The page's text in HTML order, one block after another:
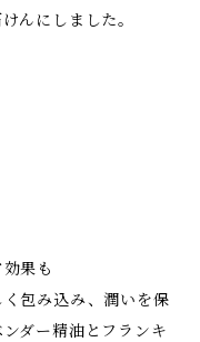
んにしました。
果も
包み込み、潤いを保
ダー精油とフランキ